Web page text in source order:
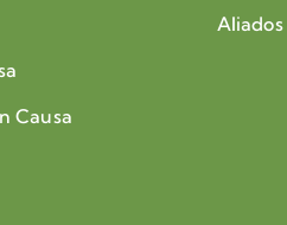
Causa
Aliados